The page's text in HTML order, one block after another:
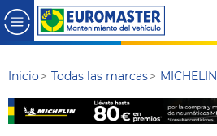
Inicio Todas las marcas MICHELIN